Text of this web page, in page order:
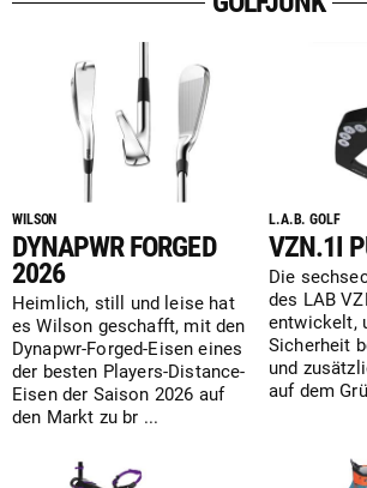
WILSON
DYNAPWR FORGED
2026
Heimlich, still und leise hat
es Wilson geschafft, mit den
Dynapwr-Forged-Eisen eines
der besten Players-Distance-
Eisen der Saison 2026 auf
den Markt zu br ...
L.A.B. GOLF
VZN.1I
Die
des LAB
entwickelt,
Sicherheit
und
auf dem